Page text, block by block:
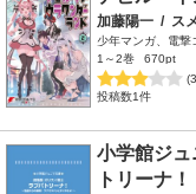
加藤陽一 / ス
少年マンガ、電撃
1～2巻
670pt
投稿数1件
小学館ジ
トリーナ